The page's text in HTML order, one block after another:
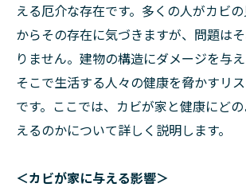
える厄介な存在です。多くの人がカビ
からその存在に気づきますが、問題は
りません。建物の構造にダメージを与え
そこで生活する人々の健康を脅かすリ
です。ここでは、カビが家と健康にど
えるのかについて詳しく説明します。
＜カビが家に与える影響＞